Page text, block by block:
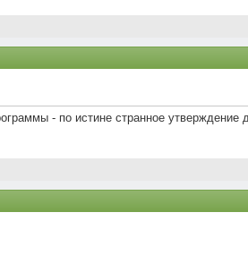
- по истине странное утверждение